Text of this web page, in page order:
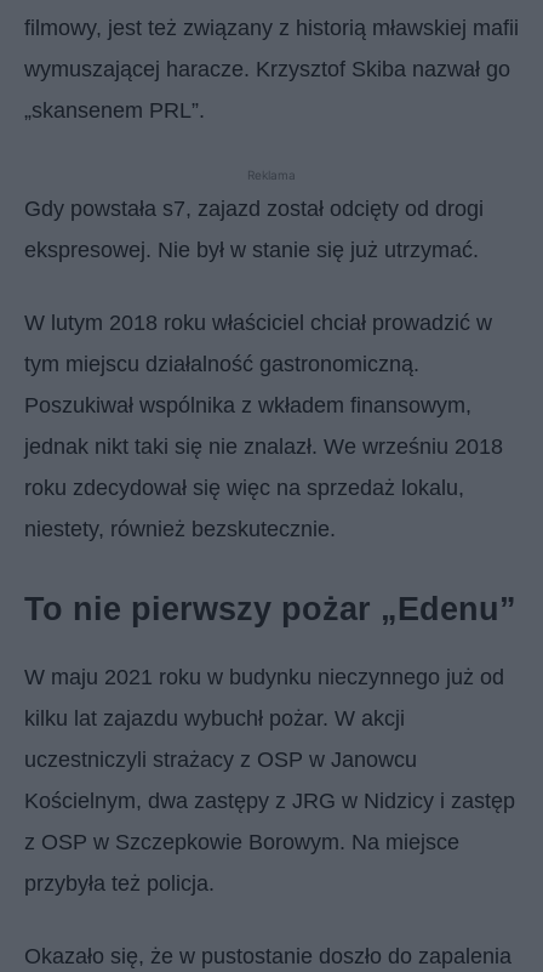
filmowy, jest też związany z historią mławskiej mafii
wymuszającej haracze. Krzysztof Skiba nazwał go
„skansenem PRL”.
Reklama
Gdy powstała s7, zajazd został odcięty od drogi
ekspresowej. Nie był w stanie się już utrzymać.
W lutym 2018 roku właściciel chciał prowadzić w
tym miejscu działalność gastronomiczną.
Poszukiwał wspólnika z wkładem finansowym,
jednak nikt taki się nie znalazł. We wrześniu 2018
roku zdecydował się więc na sprzedaż lokalu,
niestety, również bezskutecznie.
To nie pierwszy pożar „Edenu”
W maju 2021 roku w budynku nieczynnego już od
kilku lat zajazdu wybuchł pożar. W akcji
uczestniczyli strażacy z OSP w Janowcu
Kościelnym, dwa zastępy z JRG w Nidzicy i zastęp
z OSP w Szczepkowie Borowym. Na miejsce
przybyła też policja.
Okazało się, że w pustostanie doszło do zapalenia